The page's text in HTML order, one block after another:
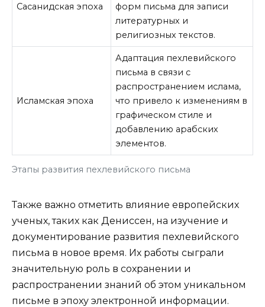
Этапы развития пехлевийского письма
Сасанидская эпоха
форм письма для записи
литературных и
религиозных текстов.
Исламская эпоха
Адаптация пехлевийского
письма в связи с
распространением ислама,
что привело к изменениям в
графическом стиле и
добавлению арабских
элементов.
Также важно отметить влияние европейских
ученых, таких как Дениссен, на изучение и
документирование развития пехлевийского
письма в новое время. Их работы сыграли
значительную роль в сохранении и
распространении знаний об этом уникальном
письме в эпоху электронной информации.